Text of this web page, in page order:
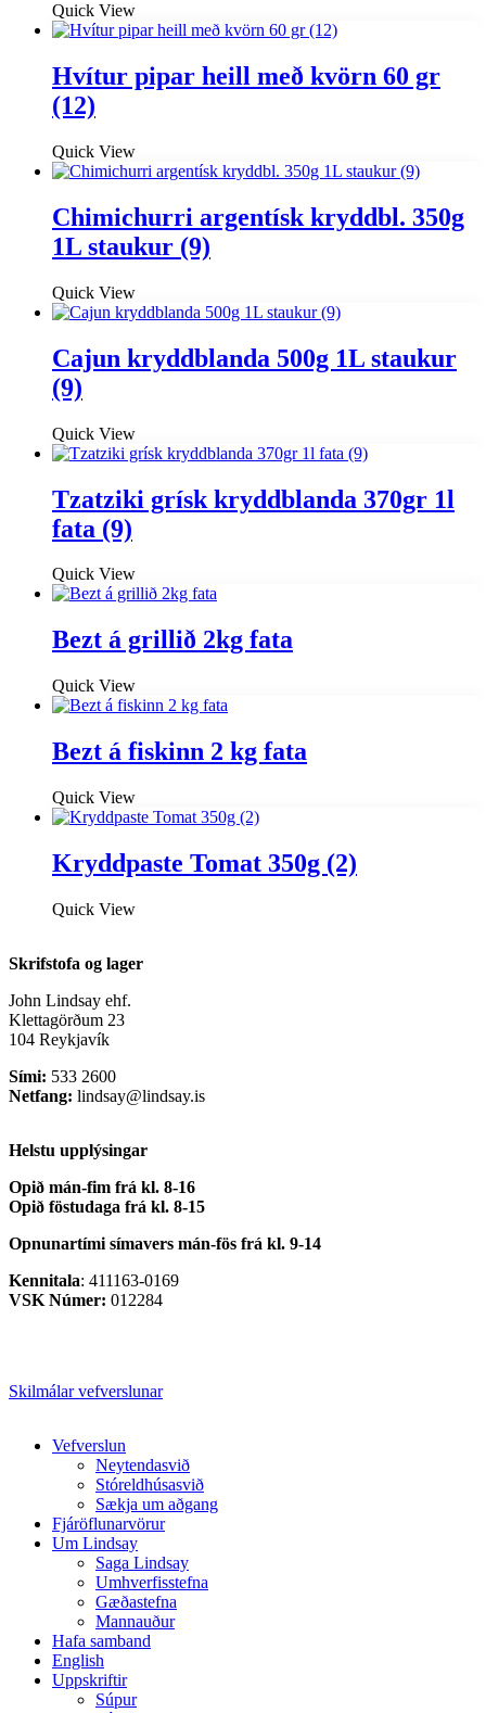
Quick View
Hvítur pipar heill með kvörn 60 gr
(12)
Quick View
Chimichurri argentísk kryddbl. 350g
1L staukur (9)
Quick View
Cajun kryddblanda 500g 1L staukur
(9)
Quick View
Tzatziki grísk kryddblanda 370gr 1l
fata (9)
Quick View
Bezt á grillið 2kg fata
Quick View
Bezt á fiskinn 2 kg fata
Quick View
Kryddpaste Tomat 350g (2)
Quick View
Skrifstofa og lager
John Lindsay ehf.
Klettagörðum 23
104 Reykjavík
Sími: 533 2600
Netfang: lindsay@lindsay.is
Helstu upplýsingar
Opið mán-fim frá kl. 8-16
Opið föstudaga frá kl. 8-15
Opnunartími símavers mán-fös frá kl. 9-14
Kennitala: 411163-0169
VSK Númer: 012284
Skilmálar vefverslunar
Close
Vefverslun
Neytendasvið
Stóreldhúsasvið
Sækja um aðgang
Fjáröflunarvörur
Um Lindsay
Saga Lindsay
Umhverfisstefna
Gæðastefna
Mannauður
Hafa samband
English
Uppskriftir
Súpur